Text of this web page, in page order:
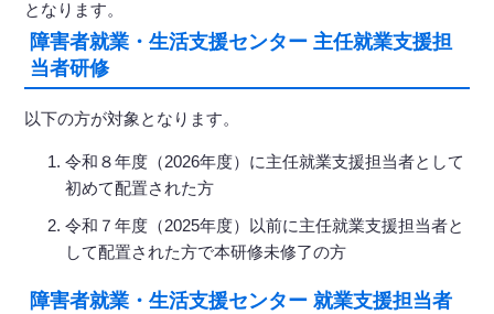
となります。
障害者就業・生活支援センター 主任就業支援担
当者研修
以下の方が対象となります。
令和８年度（2026年度）に主任就業支援担当者として
初めて配置された方
令和７年度（2025年度）以前に主任就業支援担当者と
して配置された方で本研修未修了の方
障害者就業・生活支援センター 就業支援担当者